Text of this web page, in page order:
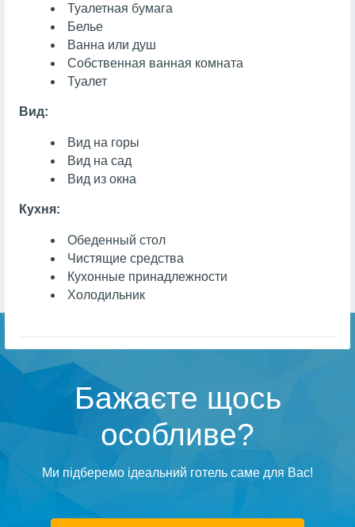
Туалетная бумага
Белье
Ванна или душ
Собственная ванная комната
Туалет
Вид:
Вид на горы
Вид на сад
Вид из окна
Кухня:
Обеденный стол
Чистящие средства
Кухонные принадлежности
Холодильник
Бажаєте щось
особливе?
Ми підберемо ідеальний готель саме для Вас!